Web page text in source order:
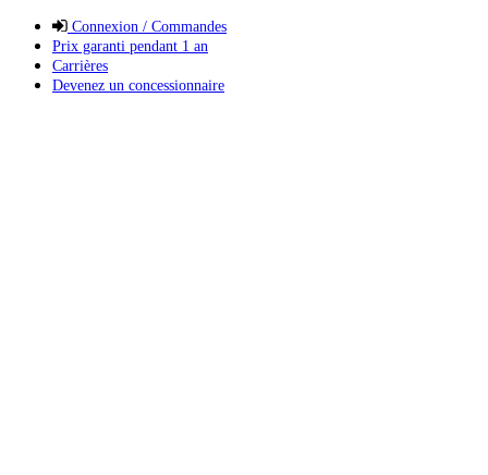
Connexion / Commandes
Prix garanti pendant 1 an
Carrières
Devenez un concessionnaire